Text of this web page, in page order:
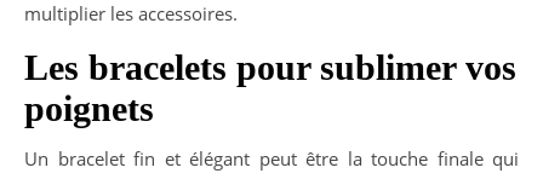
multiplier les accessoires.
Les bracelets pour sublimer vos
poignets
Un bracelet fin et élégant peut être la touche finale qui